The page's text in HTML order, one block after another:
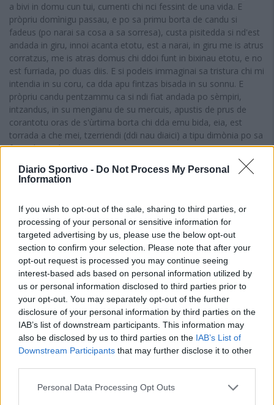
Diario Sportivo - Do Not Process My Personal
Information
If you wish to opt-out of the sale, sharing to third parties, or
processing of your personal or sensitive information for
targeted advertising by us, please use the below opt-out
section to confirm your selection. Please note that after your
opt-out request is processed you may continue seeing
interest-based ads based on personal information utilized by
us or personal information disclosed to third parties prior to
your opt-out. You may separately opt-out of the further
disclosure of your personal information by third parties on the
IAB’s list of downstream participants. This information may
also be disclosed by us to third parties on the IAB’s List of
Downstream Participants that may further disclose it to other
Personal Data Processing Opt Outs
a bivi in domu cun tui, cumenti chi nci fessint de una vida. E
pròpriu domìnigu passau, e po sa primu borta de candu si
fadeus (po narai sa cosa a sa sorresa), custa pisitedda si nd'est
andada in giru, innoi acanta etotu, est a narai, in giru me is atrus
corratzus, me is atras domus chi ddoi funt in bixinau etotu, e no
est furriada, po duas diis. E si podeis immaginai sa tristura chi mi
intendia in su coru, ca dda apu fintzas bisada in su sonnu. E
pròpriu candu pentzammu ca si ndi fiat andada po sèmpiri,
intzandus, in su mengianu de su mercuis, apustis de prus de
corantotu oras de s'ùrtima borta chi dda emu bida, eia, est
torrada a che mei, tzerriendi (ddi nau diaici) a tipu dimònia po sa
fami chi teniàt.
E duncas, totu custu stracòsciu de fueddus po si narai, ca a
bortas bastat pagu meda po si torrai a intendi selenus, e
primu) bastat una mesu bona nova po si intendi torra cun totus
is fortzas, cun totus is energias in su corpus. E duncas, eia, no
potzu domandai atru a su Cielu po custa cida, ma potzu feti
torrai gràtzias po su de essi torrau a biri sa pisitedda stimada
cosa mia, chi su Cielu dda agiudit a no dda acabbai, mancai, in
calincunu logu perigulosu, cumenti perigulosas, de su restu,funt
is bias, prenas, a dònnia ora de sa dì, de machinas chi currint
cumenti chi fessit una gara de Formula Unu.
E duncas, eia, su chi si potzu narai, arribbaus chi seus a custu
puntu de s'artìculu, est ca, po custa cida puru, apu acabbau
totus is contus, is contixeddus, e is strollichiminis chi tenia
badda badda in conca, e duncas, eia, si podeus fuiai, a fundu 'e
duncas, su mundu de is campionaus, pesaus de sa